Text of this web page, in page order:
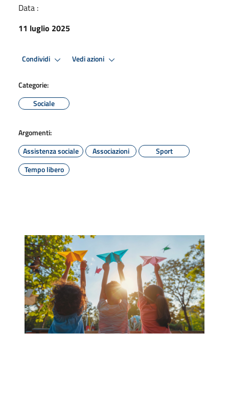
Data :
11 luglio 2025
Condividi Vedi azioni
Categorie:
Sociale
Argomenti:
Assistenza sociale
Associazioni
Sport
Tempo libero